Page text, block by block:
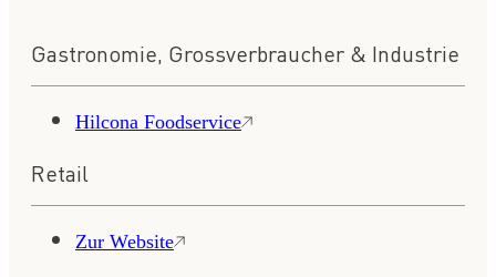
Gastronomie, Grossverbraucher & Industrie
Hilcona Foodservice
Retail
Zur Website